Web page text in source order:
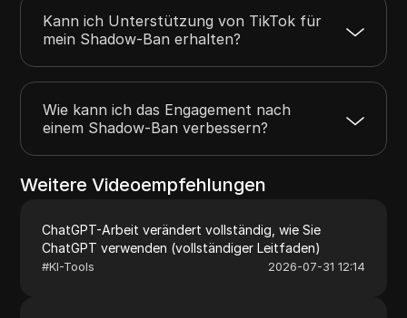
Kann ich Unterstützung von TikTok für
mein Shadow-Ban erhalten?
Wie kann ich das Engagement nach
einem Shadow-Ban verbessern?
Weitere Videoempfehlungen
ChatGPT-Arbeit verändert vollständig, wie Sie
ChatGPT verwenden (vollständiger Leitfaden)
#KI-Tools 2026-07-31 12:14